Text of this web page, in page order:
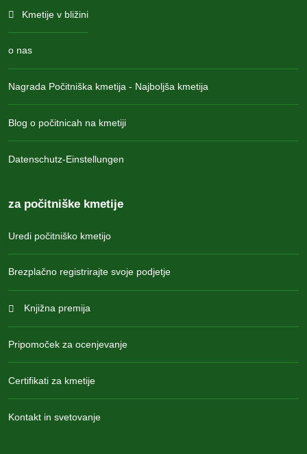
Kmetije v bližini
o nas
Nagrada Počitniška kmetija - Najboljša kmetija
Blog o počitnicah na kmetiji
Datenschutz-Einstellungen
za počitniške kmetije
Uredi počitniško kmetijo
Brezplačno registrirajte svoje podjetje
Knjižna premija
Pripomoček za ocenjevanje
Certifikati za kmetije
Kontakt in svetovanje